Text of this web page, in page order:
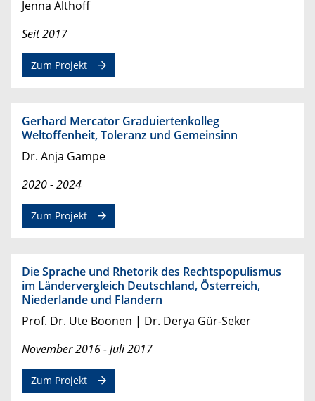
Jenna Althoff
Seit 2017
Zum Projekt
Gerhard Mercator Graduiertenkolleg
Weltoffenheit, Toleranz und Gemeinsinn
Dr. Anja Gampe
2020 - 2024
Zum Projekt
Die Sprache und Rhetorik des Rechtspopulismus
im Ländervergleich Deutschland, Österreich,
Niederlande und Flandern
Prof. Dr. Ute Boonen | Dr. Derya Gür-Seker
November 2016 - Juli 2017
Zum Projekt